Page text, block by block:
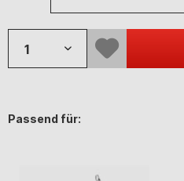
Passend für: